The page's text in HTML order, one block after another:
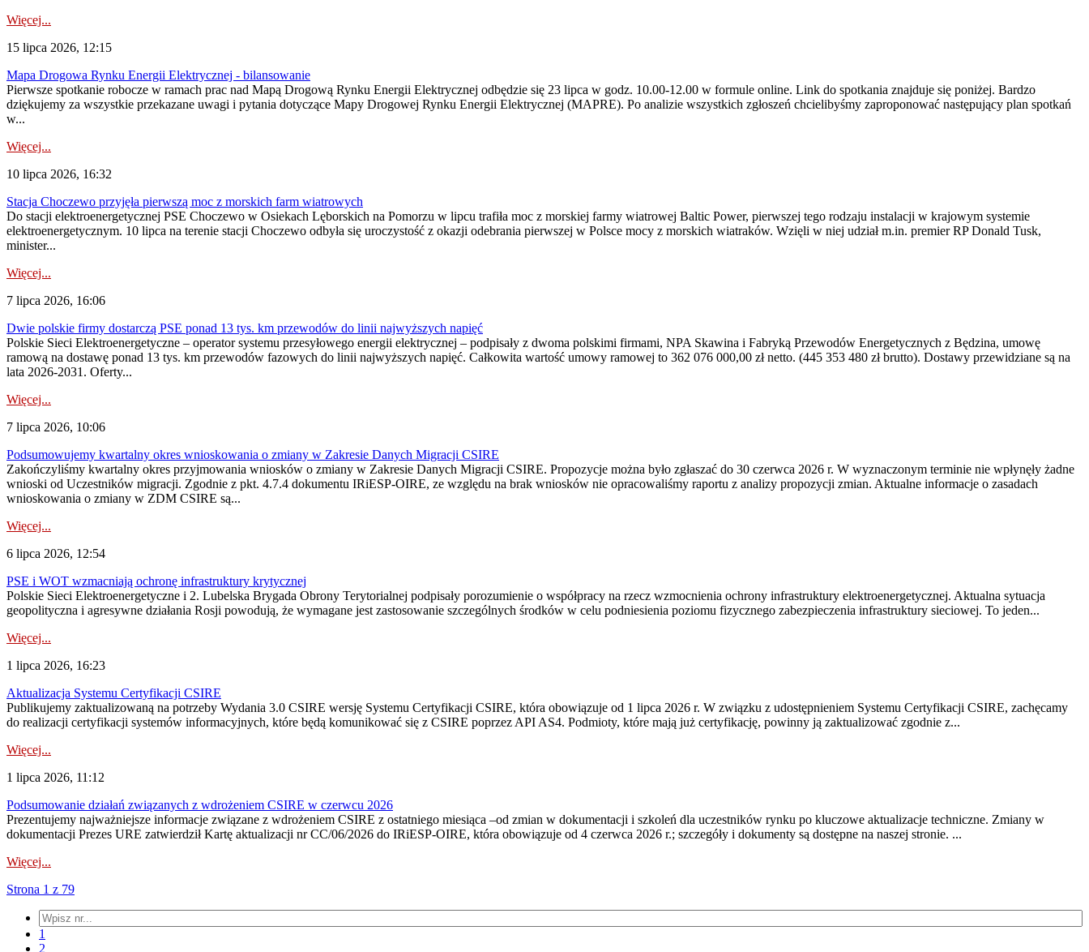
Więcej...
15 lipca 2026, 12:15
Mapa Drogowa Rynku Energii Elektrycznej - bilansowanie
Pierwsze spotkanie robocze w ramach prac nad Mapą Drogową Rynku Energii Elektrycznej odbędzie się 23 lipca w godz. 10.00-12.00 w formule online. Link do spotkania znajduje się poniżej. Bardzo
dziękujemy za wszystkie przekazane uwagi i pytania dotyczące Mapy Drogowej Rynku Energii Elektrycznej (MAPRE). Po analizie wszystkich zgłoszeń chcielibyśmy zaproponować następujący plan spotkań
w...
Więcej...
10 lipca 2026, 16:32
Stacja Choczewo przyjęła pierwszą moc z morskich farm wiatrowych
Do stacji elektroenergetycznej PSE Choczewo w Osiekach Lęborskich na Pomorzu w lipcu trafiła moc z morskiej farmy wiatrowej Baltic Power, pierwszej tego rodzaju instalacji w krajowym systemie
elektroenergetycznym. 10 lipca na terenie stacji Choczewo odbyła się uroczystość z okazji odebrania pierwszej w Polsce mocy z morskich wiatraków. Wzięli w niej udział m.in. premier RP Donald Tusk,
minister...
Więcej...
7 lipca 2026, 16:06
Dwie polskie firmy dostarczą PSE ponad 13 tys. km przewodów do linii najwyższych napięć
Polskie Sieci Elektroenergetyczne – operator systemu przesyłowego energii elektrycznej – podpisały z dwoma polskimi firmami, NPA Skawina i Fabryką Przewodów Energetycznych z Będzina, umowę
ramową na dostawę ponad 13 tys. km przewodów fazowych do linii najwyższych napięć. Całkowita wartość umowy ramowej to 362 076 000,00 zł netto. (445 353 480 zł brutto). Dostawy przewidziane są na
lata 2026-2031. Oferty...
Więcej...
7 lipca 2026, 10:06
Podsumowujemy kwartalny okres wnioskowania o zmiany w Zakresie Danych Migracji CSIRE
Zakończyliśmy kwartalny okres przyjmowania wniosków o zmiany w Zakresie Danych Migracji CSIRE. Propozycje można było zgłaszać do 30 czerwca 2026 r. W wyznaczonym terminie nie wpłynęły żadne
wnioski od Uczestników migracji. Zgodnie z pkt. 4.7.4 dokumentu IRiESP-OIRE, ze względu na brak wniosków nie opracowaliśmy raportu z analizy propozycji zmian. Aktualne informacje o zasadach
wnioskowania o zmiany w ZDM CSIRE są...
Więcej...
6 lipca 2026, 12:54
PSE i WOT wzmacniają ochronę infrastruktury krytycznej
Polskie Sieci Elektroenergetyczne i 2. Lubelska Brygada Obrony Terytorialnej podpisały porozumienie o współpracy na rzecz wzmocnienia ochrony infrastruktury elektroenergetycznej. Aktualna sytuacja
geopolityczna i agresywne działania Rosji powodują, że wymagane jest zastosowanie szczególnych środków w celu podniesienia poziomu fizycznego zabezpieczenia infrastruktury sieciowej. To jeden...
Więcej...
1 lipca 2026, 16:23
Aktualizacja Systemu Certyfikacji CSIRE
Publikujemy zaktualizowaną na potrzeby Wydania 3.0 CSIRE wersję Systemu Certyfikacji CSIRE, która obowiązuje od 1 lipca 2026 r. W związku z udostępnieniem Systemu Certyfikacji CSIRE, zachęcamy
do realizacji certyfikacji systemów informacyjnych, które będą komunikować się z CSIRE poprzez API AS4. Podmioty, które mają już certyfikację, powinny ją zaktualizować zgodnie z...
Więcej...
1 lipca 2026, 11:12
Podsumowanie działań związanych z wdrożeniem CSIRE w czerwcu 2026
Prezentujemy najważniejsze informacje związane z wdrożeniem CSIRE z ostatniego miesiąca –od zmian w dokumentacji i szkoleń dla uczestników rynku po kluczowe aktualizacje techniczne. Zmiany w
dokumentacji Prezes URE zatwierdził Kartę aktualizacji nr CC/06/2026 do IRiESP‑OIRE, która obowiązuje od 4 czerwca 2026 r.; szczegóły i dokumenty są dostępne na naszej stronie. ...
Więcej...
Strona 1 z 79
1
2